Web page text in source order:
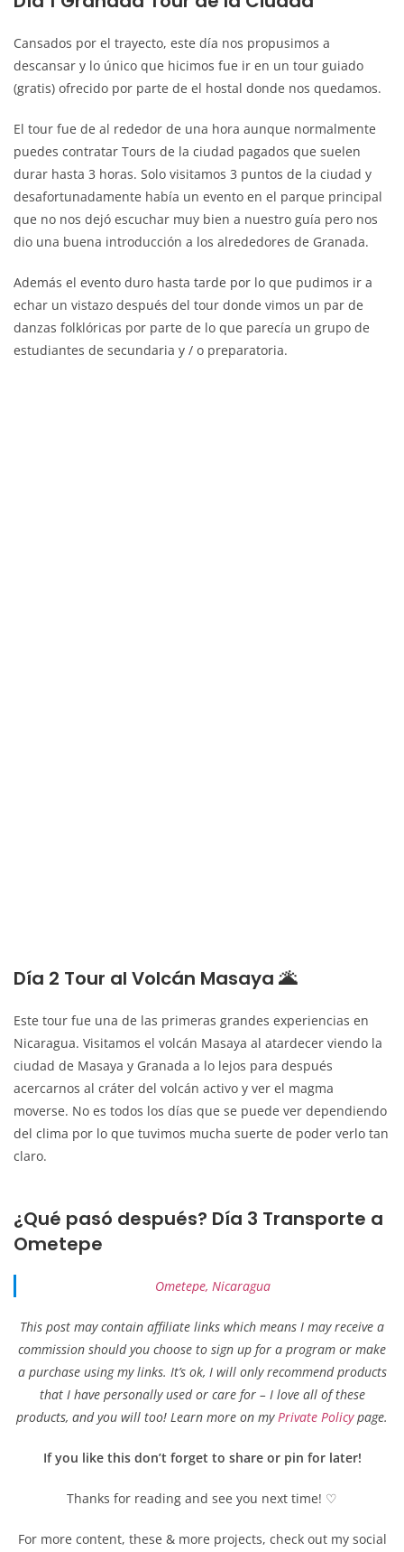
Cansados por el trayecto, este día nos propusimos a
descansar y lo único que hicimos fue ir en un tour guiado
(gratis) ofrecido por parte de el hostal donde nos quedamos.
El tour fue de al rededor de una hora aunque normalmente
puedes contratar Tours de la ciudad pagados que suelen
durar hasta 3 horas. Solo visitamos 3 puntos de la ciudad y
desafortunadamente había un evento en el parque principal
que no nos dejó escuchar muy bien a nuestro guía pero nos
dio una buena introducción a los alrededores de Granada.
Además el evento duro hasta tarde por lo que pudimos ir a
echar un vistazo después del tour donde vimos un par de
danzas folklóricas por parte de lo que parecía un grupo de
estudiantes de secundaria y / o preparatoria.
Día 2 Tour al Volcán Masaya 🌋
Este tour fue una de las primeras grandes experiencias en
Nicaragua. Visitamos el volcán Masaya al atardecer viendo la
ciudad de Masaya y Granada a lo lejos para después
acercarnos al cráter del volcán activo y ver el magma
moverse. No es todos los días que se puede ver dependiendo
del clima por lo que tuvimos mucha suerte de poder verlo tan
claro.
¿Qué pasó después? Día 3 Transporte a
Ometepe
Ometepe, Nicaragua
This post may contain affiliate links which means I may receive a
commission should you choose to sign up for a program or make
a purchase using my links. It’s ok, I will only recommend products
that I have personally used or care for – I love all of these
products, and you will too! Learn more on myPrivate Policypage.
If you like this don’t forget to share or pin for later!
Thanks for reading and see you next time! ♡
For more content, these & more projects, check out my social